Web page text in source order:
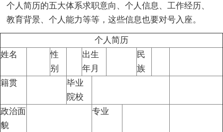
个人简历的五大体系求职意向、个人信息、工作经历、
教育背景、个人能力等等，这些信息也要对号入座。
个人简历
姓名
性
别
出生
年月
民
族
籍贯
毕业
院校
政治面
貌
专业